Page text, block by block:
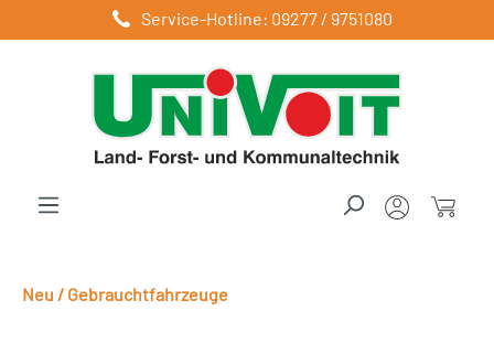
Zum Hauptinhalt springenService-Hotline: 09277 / 9751080
Neu / Gebrauchtfahrzeuge